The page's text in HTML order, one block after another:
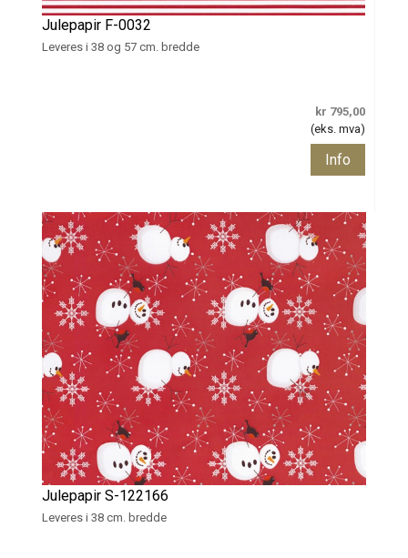
Julepapir F-0032
Leveres i 38 og 57 cm. bredde
kr 795,00
(eks. mva)
Info
Julepapir S-122166
Leveres i 38 cm. bredde